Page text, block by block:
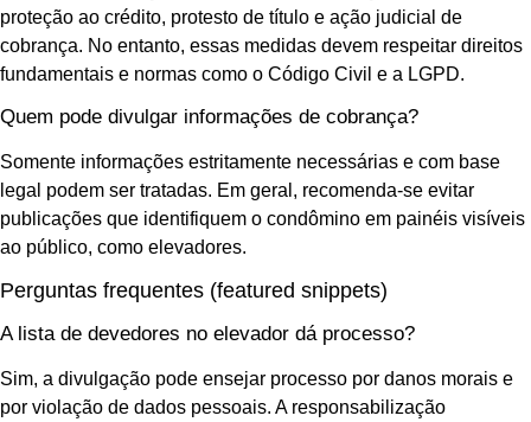
proteção ao crédito, protesto de título e ação judicial de
cobrança. No entanto, essas medidas devem respeitar direitos
fundamentais e normas como o Código Civil e a LGPD.
Quem pode divulgar informações de cobrança?
Somente informações estritamente necessárias e com base
legal podem ser tratadas. Em geral, recomenda-se evitar
publicações que identifiquem o condômino em painéis visíveis
ao público, como elevadores.
Perguntas frequentes (featured snippets)
A lista de devedores no elevador dá processo?
Sim, a divulgação pode ensejar processo por danos morais e
por violação de dados pessoais. A responsabilização